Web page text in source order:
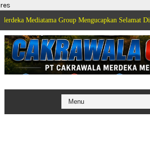
res
Group Mengucapkan Selamat Dirgahayu